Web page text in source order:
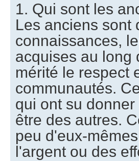
1. Qui sont les
Les anciens sont
connaissances,
acquises au long
mérité le respect
communautés.
qui ont su
être des autres.
peu d'eux-
l'argent ou des